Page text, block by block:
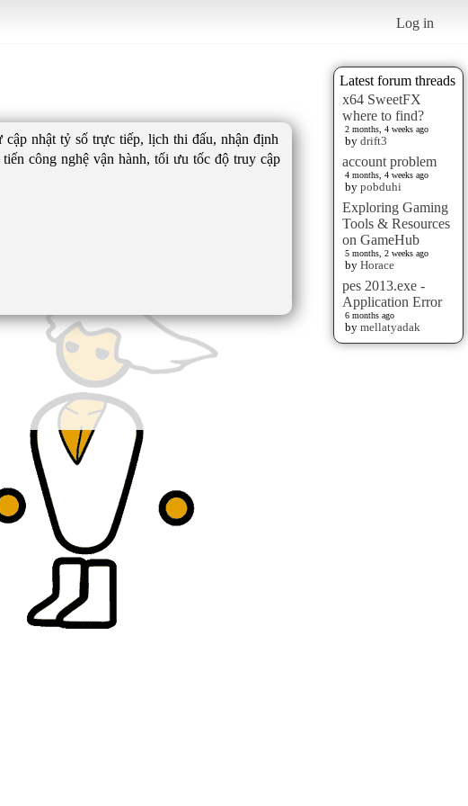
Log in
Latest forum threads
x64 SweetFX
where to find?
2 months, 4 weeks ago
by drift3
account problem
4 months, 4 weeks ago
by pobduhi
Exploring Gaming
Tools & Resources
on GameHub
5 months, 2 weeks ago
by Horace
pes 2013.exe -
Application Error
6 months ago
by mellatyadak
nhật tỷ số trực tiếp, lịch thi đấu, nhận định
công nghệ vận hành, tối ưu tốc độ truy cập